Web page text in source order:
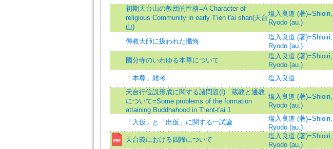
初期天台山の教団的性格=A Character of
religious Community in early T'ien t'ai shan(天台
山)
塩入良道 (著)=Shioiri,
Ryodo (au.)
傳教大師に扱われた懺悔
塩入良道 (著)=Shioiri,
Ryodo (au.)
國分寺のいわゆる本尊について
塩入良道 (著)=Shioiri,
Ryodo (au.)
「本尊」雑考 塩入良道
天台行位説形成に関する諸問題(I) : 蔵教と通教
について=Some problems of the formation
attaining Buddhahood in T'ient-t'ai 1
塩入良道 (著)=Shioiri,
Ryodo (au.)
「入仮」と「出仮」に関する一試論
塩入良道 (著)=Shioiri,
Ryodo (au.)
天台義における四諦について
塩入良道 (著)=Shioiri,
Ryodo (au.)